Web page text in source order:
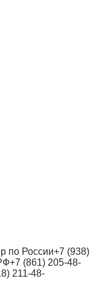
по России+7 (938)
+7 (861) 205-48-
211-48-